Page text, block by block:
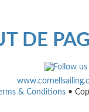
DE
& Conditions •